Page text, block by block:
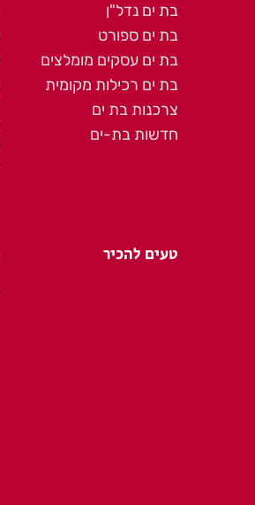
בת ים נדל"ן
בת ים ספורט
בת ים עסקים מומלצים
בת ים רכילות מקומית
צרכנות בת ים
חדשות בת-ים
טעים להכיר